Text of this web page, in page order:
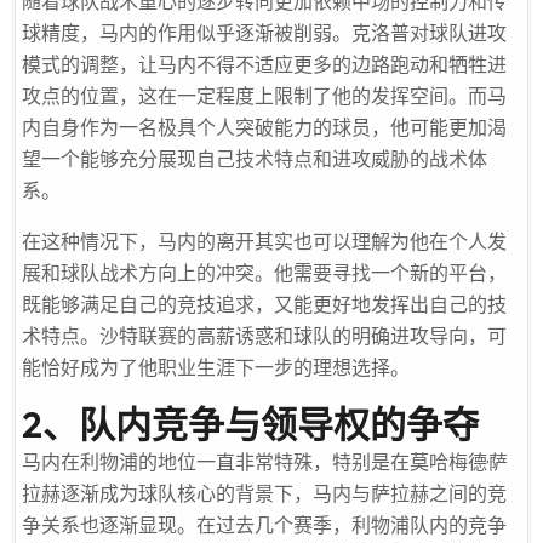
球精度，马内的作用似乎逐渐被削弱。克洛普对球队进攻
模式的调整，让马内不得不适应更多的边路跑动和牺牲进
攻点的位置，这在一定程度上限制了他的发挥空间。而马
内自身作为一名极具个人突破能力的球员，他可能更加渴
望一个能够充分展现自己技术特点和进攻威胁的战术体
系。
在这种情况下，马内的离开其实也可以理解为他在个人发
展和球队战术方向上的冲突。他需要寻找一个新的平台，
既能够满足自己的竞技追求，又能更好地发挥出自己的技
术特点。沙特联赛的高薪诱惑和球队的明确进攻导向，可
能恰好成为了他职业生涯下一步的理想选择。
2、队内竞争与领导权的争夺
马内在利物浦的地位一直非常特殊，特别是在莫哈梅德·萨
拉赫逐渐成为球队核心的背景下，马内与萨拉赫之间的竞
争关系也逐渐显现。在过去几个赛季，利物浦队内的竞争